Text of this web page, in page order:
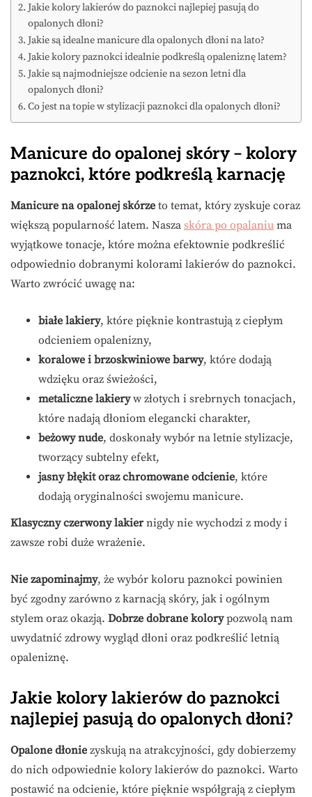
Jakie kolory lakierów do paznokci najlepiej pasują do
opalonych dłoni?
Jakie są idealne manicure dla opalonych dłoni na lato?
Jakie kolory paznokci idealnie podkreślą opaleniznę latem?
Jakie są najmodniejsze odcienie na sezon letni dla
opalonych dłoni?
Co jest na topie w stylizacji paznokci dla opalonych dłoni?
Manicure do opalonej skóry – kolory
paznokci, które podkreślą karnację
Manicure na opalonej skórze to temat, który zyskuje coraz
większą popularność latem. Nasza skóra po opalaniu ma
wyjątkowe tonacje, które można efektownie podkreślić
odpowiednio dobranymi kolorami lakierów do paznokci.
Warto zwrócić uwagę na:
białe lakiery, które pięknie kontrastują z ciepłym
odcieniem opalenizny,
koralowe i brzoskwiniowe barwy, które dodają
wdzięku oraz świeżości,
metaliczne lakieryw złotych i srebrnych tonacjach,
które nadają dłoniom elegancki charakter,
beżowy nude, doskonały wybór na letnie stylizacje,
tworzący subtelny efekt,
jasny błękit oraz chromowane odcienie, które
dodają oryginalności swojemu manicure.
Klasyczny czerwony lakiernigdy nie wychodzi z mody i
zawsze robi duże wrażenie.
Nie zapominajmy, że wybór koloru paznokci powinien
być zgodny zarówno z karnacją skóry, jak i ogólnym
stylem oraz okazją. Dobrze dobrane kolorypozwolą nam
uwydatnić zdrowy wygląd dłoni oraz podkreślić letnią
opaleniznę.
Jakie kolory lakierów do paznokci
najlepiej pasują do opalonych dłoni?
Opalone dłonie zyskują na atrakcyjności, gdy dobierzemy
do nich odpowiednie kolory lakierów do paznokci. Warto
postawić na odcienie, które pięknie współgrają z ciepłym